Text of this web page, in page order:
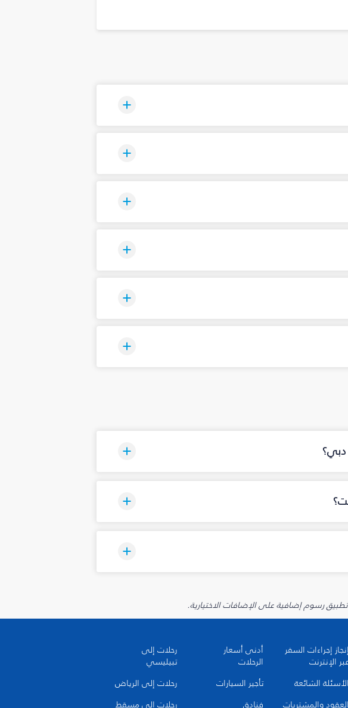
دبي؟
إنجاز إجراءات السفر
الإنترنت
الأسئلة الشائعة
العقود والمشتريات
أدنى أسعار
الرحلات
تأجير السيارات
فنادق
رحلات إلى
تبيليسي
رحلات إلى الرياض
رحلات إلى مسقط